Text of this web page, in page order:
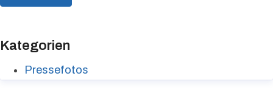
Kategorien
Pressefotos